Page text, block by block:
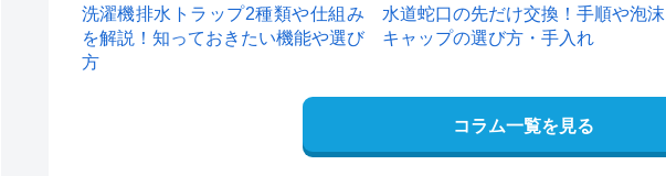
洗濯機排水トラップ2種類や仕組み
を解説！知っておきたい機能や選び
方
水道蛇口の先だけ交換！手順や泡沫
キャップの選び方・手入れ
コラム一覧を見る